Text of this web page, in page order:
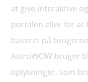
at give interaktive
portalen eller for at
baseret på
AstroWOW bruger
oplysninger, som